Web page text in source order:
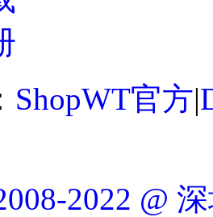
ShopWT官方|
2022 @